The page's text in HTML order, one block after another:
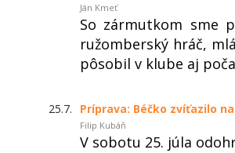
Ján Kmeť
So zármutkom sme
ružomberský hráč,
pôsobil v klube aj
25.7. Príprava: Béčko zvíťazilo
Filip Kubáň
V sobotu 25. júla